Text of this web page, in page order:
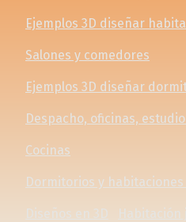
Ejemplos 3D diseñar
Salones y comedores
Ejemplos 3D diseñar
Despacho, oficinas,
Cocinas
Dormitorios y
Diseños en 3D Habitación